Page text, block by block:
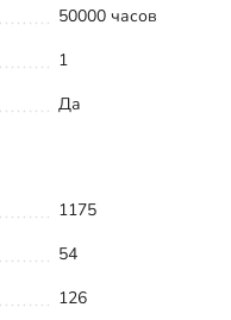
50000 часов
1
Да
1175
54
126